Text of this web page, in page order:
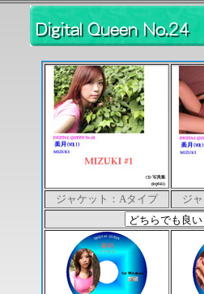
ジャケット：Aタイプ ジ